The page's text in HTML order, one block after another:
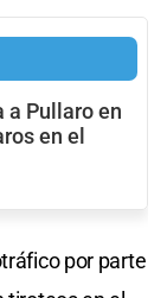
a Pullaro en
en el
por parte